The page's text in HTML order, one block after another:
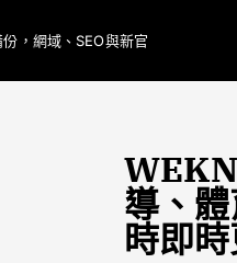
，網域、SEO與新官
翁曉玲喊
導、
時即